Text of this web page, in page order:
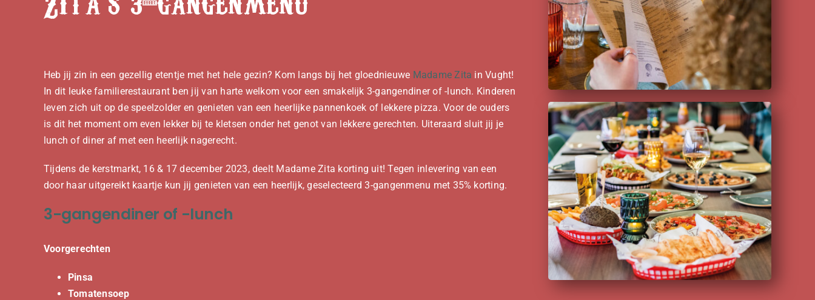
Heb jij zin in een gezellig etentje met het hele gezin? Kom langs bij het gloednieuwe Madame Zita in Vught!
In dit leuke familierestaurant ben jij van harte welkom voor een smakelijk 3-gangendiner of -lunch. Kinderen
leven zich uit op de speelzolder en genieten van een heerlijke pannenkoek of lekkere pizza. Voor de ouders
is dit het moment om even lekker bij te kletsen onder het genot van lekkere gerechten. Uiteraard sluit jij je
lunch of diner af met een heerlijk nagerecht.
Tijdens de kerstmarkt, 16 & 17 december 2023, deelt Madame Zita korting uit! Tegen inlevering van een
door haar uitgereikt kaartje kun jij genieten van een heerlijk, geselecteerd 3-gangenmenu met 35% korting.
3-gangendiner of -lunch
Voorgerechten
Pinsa
Tomatensoep